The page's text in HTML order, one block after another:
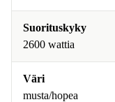
Suorituskyky
2600 wattia
Väri
musta/hopea